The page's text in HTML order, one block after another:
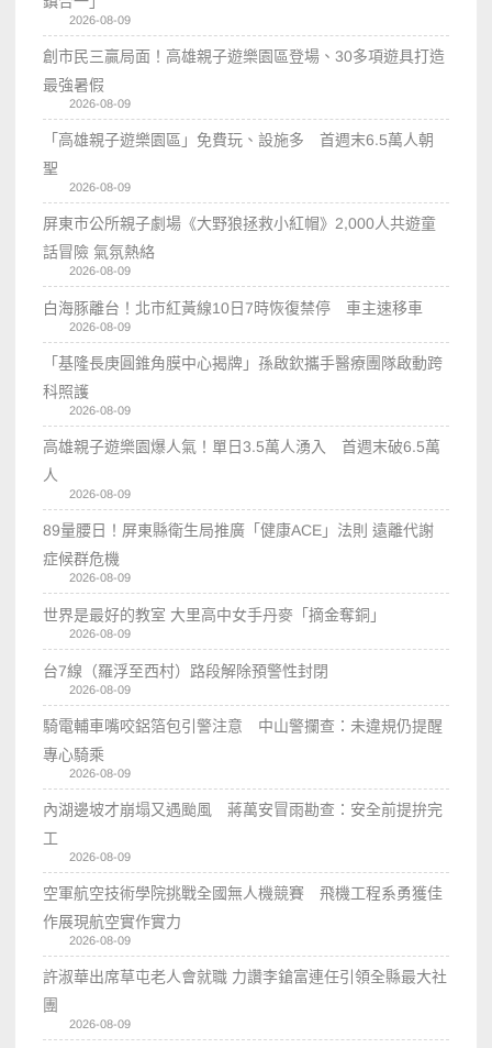
2026-08-09
創市民三贏局面！高雄親子遊樂園區登場、30多項遊具打造
最強暑假
2026-08-09
「高雄親子遊樂園區」免費玩、設施多 首週末6.5萬人朝
聖
2026-08-09
屏東市公所親子劇場《大野狼拯救小紅帽》2,000人共遊童
話冒險 氣氛熱絡
2026-08-09
白海豚離台！北市紅黃線10日7時恢復禁停 車主速移車
2026-08-09
「基隆長庚圓錐角膜中心揭牌」孫啟欽攜手醫療團隊啟動跨
科照護
2026-08-09
高雄親子遊樂園爆人氣！單日3.5萬人湧入 首週末破6.5萬
人
2026-08-09
89量腰日！屏東縣衛生局推廣「健康ACE」法則 遠離代謝
症候群危機
2026-08-09
世界是最好的教室 大里高中女手丹麥「摘金奪銅」
2026-08-09
台7線（羅浮至西村）路段解除預警性封閉
2026-08-09
騎電輔車嘴咬鋁箔包引警注意 中山警攔查：未違規仍提醒
專心騎乘
2026-08-09
內湖邊坡才崩塌又遇颱風 蔣萬安冒雨勘查：安全前提拚完
工
2026-08-09
空軍航空技術學院挑戰全國無人機競賽 飛機工程系勇獲佳
作展現航空實作實力
2026-08-09
許淑華出席草屯老人會就職 力讚李鎗富連任引領全縣最大社
團
2026-08-09